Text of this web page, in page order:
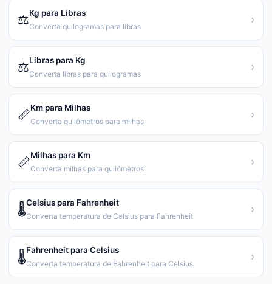
⚖️Kg para Libras
Converta quilogramas para libras
›
⚖️Libras para Kg
Converta libras para quilogramas
›
📏Km para Milhas
Converta quilômetros para milhas
›
📏Milhas para Km
Converta milhas para quilômetros
›
🌡️Celsius para Fahrenheit
Converta temperatura de Celsius para Fahrenheit
›
🌡️Fahrenheit para Celsius
Converta temperatura de Fahrenheit para Celsius
›